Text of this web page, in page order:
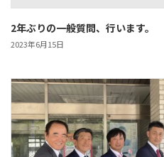
2年ぶりの一般質問、行います。
2023年6月15日